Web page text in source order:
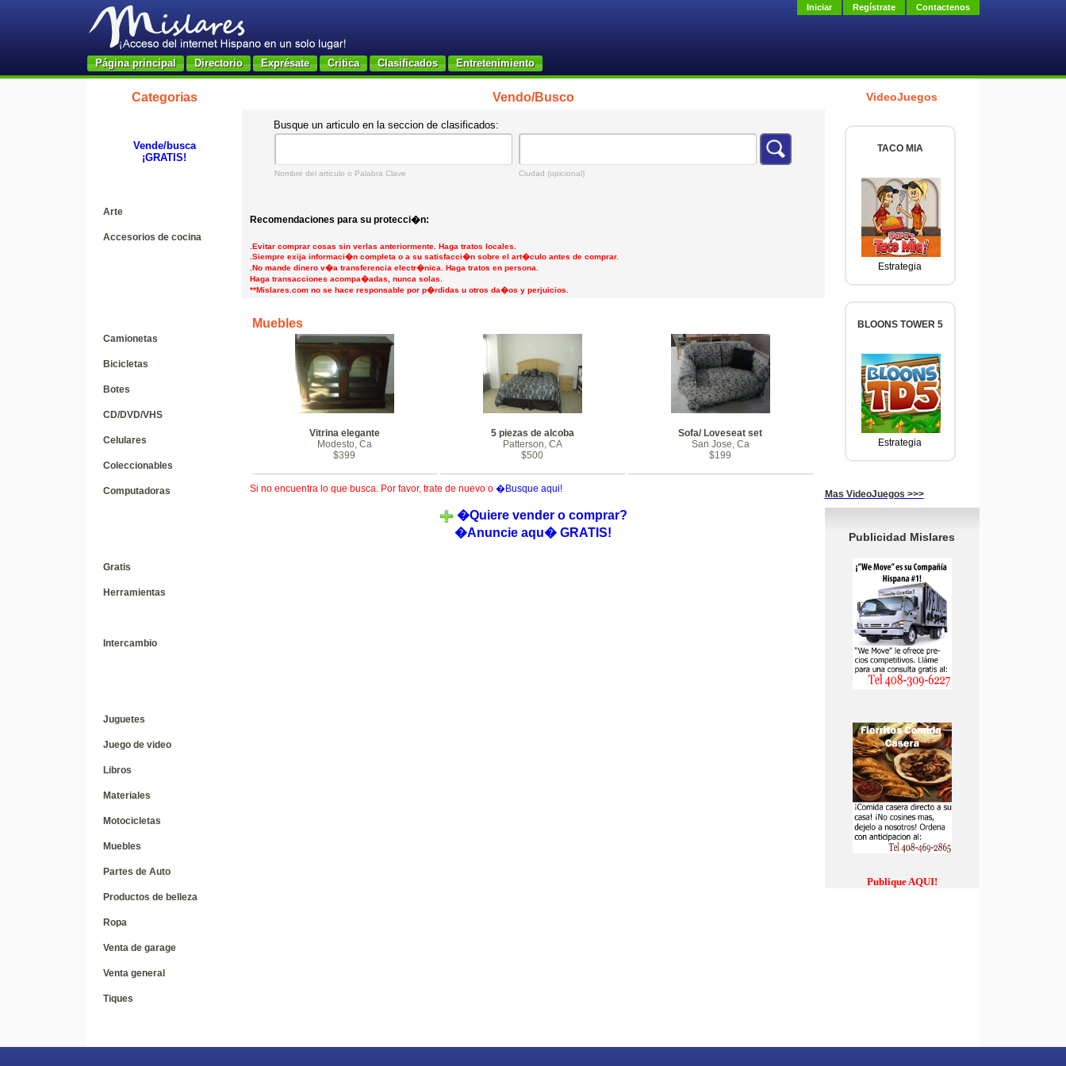
Iniciar Regístrate Contactenos
Página principal Directorio Exprésate Critica Clasificados Entretenimiento
Categorias
Vende/busca
¡GRATIS!
Arte
Accesorios de cocina
Camionetas
Bicicletas
Botes
CD/DVD/VHS
Celulares
Coleccionables
Computadoras
Gratis
Herramientas
Intercambio
Juguetes
Juego de video
Libros
Materiales
Motocicletas
Muebles
Partes de Auto
Productos de belleza
Ropa
Venta de garage
Venta general
Tiques
Vendo/Busco
Busque un articulo en la seccion de clasificados:
Nombre del articulo o Palabra Clave Ciudad (opicional)
Recomendaciones para su protecci�n:
.Evitar comprar cosas sin verlas anteriormente. Haga tratos locales.
.Siempre exija informaci�n completa o a su satisfacci�n sobre el art�culo antes de comprar.
.No mande dinero v�a transferencia electr�nica. Haga tratos en persona.
Haga transacciones acompa�adas, nunca solas.
**Mislares.com no se hace responsable por p�rdidas u otros da�os y perjuicios.
Muebles
Vitrina elegante
Modesto, Ca
$399
5 piezas de alcoba
Patterson, CA
$500
Sofa/ Loveseat set
San Jose, Ca
$199
Si no encuentra lo que busca. Por favor, trate de nuevo o �Busque aqui!
�Quiere vender o comprar?
�Anuncie aqu� GRATIS!
VideoJuegos
TACO MIA
Estrategia
BLOONS TOWER 5
Estrategia
Mas VideoJuegos >>>
Publicidad Mislares
Publique AQUI!